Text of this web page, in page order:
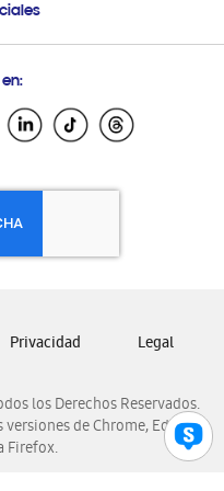
los Derechos Reservados.
de Chrome, Edge,
Firefox.
Privacidad Legal